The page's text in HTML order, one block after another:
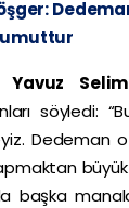
Yavuz
söyledi:
Dedeman
başka